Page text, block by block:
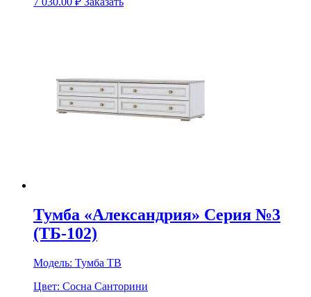
Тумба «Александрия» Серия №3
(ТБ-102)
Модель: Тумба ТВ
Цвет: Сосна Санторини